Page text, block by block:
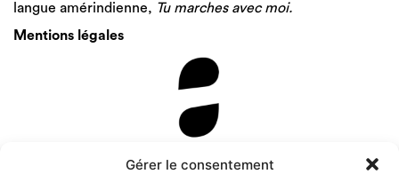
Gérer le consentement
langue amérindienne, Tu marches avec moi.
Mentions légales